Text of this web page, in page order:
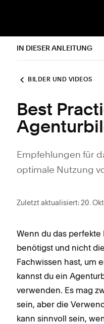
IN DIESER ANLEITUNG
BILDER UND VIDEOS
Best
Empfehlungen für
optimale Nutzung
Zuletzt aktualisiert: 20.
Wenn du das
benötigst und nicht
Fachwissen hast, um
kannst du ein
verwenden. Es mag
sein, aber die
kann sinnvoll sein,